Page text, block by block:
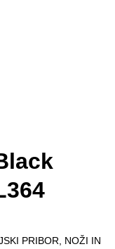
PRIBOR
NOŽI IN